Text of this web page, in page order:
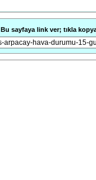
Bu sayfaya link ver; tıkla